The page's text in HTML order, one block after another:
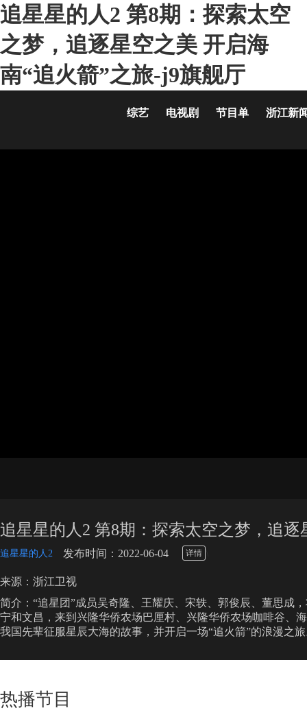
追星星的人2 第8期：探索太空
之梦，追逐星空之美 开启海
南“追火箭”之旅-j9旗舰厅
综艺 电视剧 节目单 浙江新
追星星的人2 第8期：探索太空之梦，追
追星星的人2 发布时间：2022-06-04 详情
来源：浙江卫视
简介：“追星团”成员吴奇隆、王耀庆、宋轶、郭俊辰、董思成
宁和文昌，来到兴隆华侨农场巴厘村、兴隆华侨农场咖啡谷、
我国先辈征服星辰大海的故事，并开启一场“追火箭”的浪漫之
热播节目